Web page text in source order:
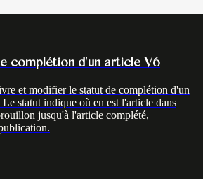
complétion d'un article V6
et modifier le statut de complétion d'un
statut indique où en est l'article dans
jusqu'à l'article complété,